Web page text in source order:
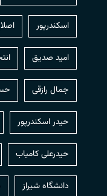
اسکندرپور
امید صدیق
جمال رازقی
حیدر اسکندرپور
حیدرعلی کامیاب
دانشگاه شیراز